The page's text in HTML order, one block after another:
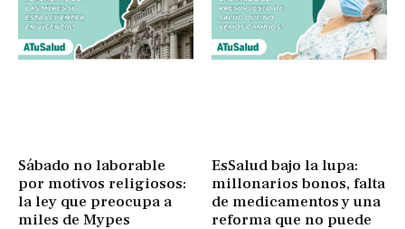
Sábado no laborable
por motivos religiosos:
la ley que preocupa a
miles de Mypes
EsSalud bajo la lupa:
millonarios bonos, falta
de medicamentos y una
reforma que no puede